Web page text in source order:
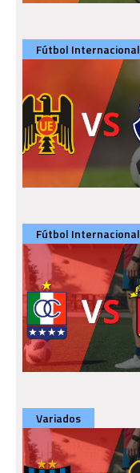
Fútbol Internacional
Fútbol Internacional
Variados